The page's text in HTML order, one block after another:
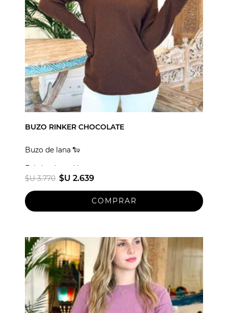
BUZO RINKER CHOCOLATE
Buzo de lana 🐑
Fabricado en Uruguay
$U 3.770 $U 2.639